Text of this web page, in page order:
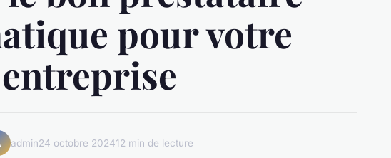
pour votre
entreprise
admin24 octobre 202412 min de lecture